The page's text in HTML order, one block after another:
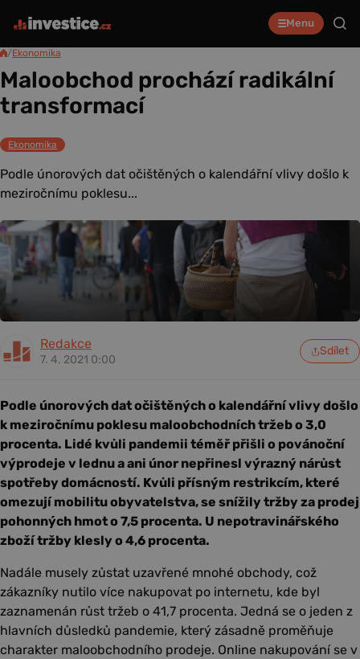
Menu
/Ekonomika
Maloobchod prochází radikální
transformací
Ekonomika
Podle únorových dat očištěných o kalendářní vlivy došlo k
meziročnímu poklesu...
Redakce
7. 4. 2021 0:00
Sdílet
Podle únorových dat očištěných o kalendářní vlivy došlo
k meziročnímu poklesu maloobchodních tržeb o 3,0
procenta. Lidé kvůli pandemii téměř přišli o povánoční
výprodeje v lednu a ani únor nepřinesl výrazný nárůst
spotřeby domácností. Kvůli přísným restrikcím, které
omezují mobilitu obyvatelstva, se snížily tržby za prodej
pohonných hmot o 7,5 procenta. U nepotravinářského
zboží tržby klesly o 4,6 procenta.
Nadále musely zůstat uzavřené mnohé obchody, což
zákazníky nutilo více nakupovat po internetu, kde byl
zaznamenán růst tržeb o 41,7 procenta. Jedná se o jeden z
hlavních důsledků pandemie, který zásadně proměňuje
charakter maloobchodního prodeje. Online nakupování se v